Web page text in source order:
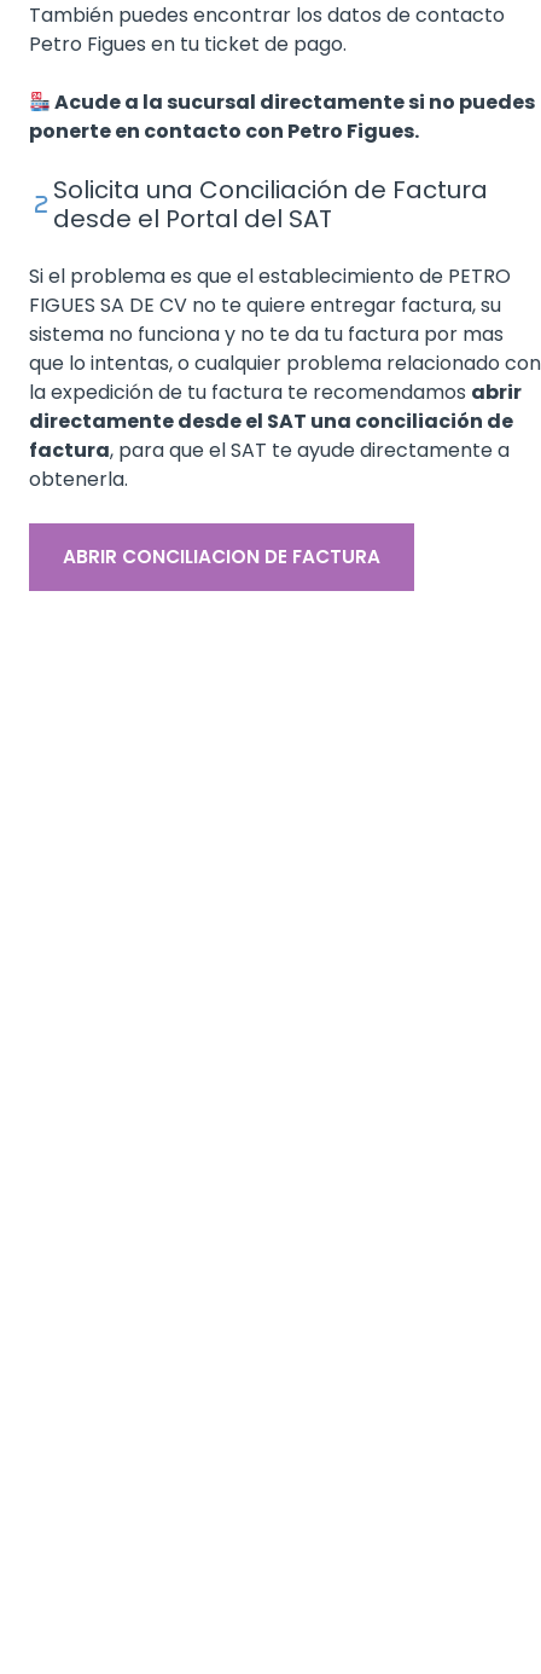
También puedes encontrar los datos de contacto
Petro Figues en tu ticket de pago.
Acude a la sucursal directamente si no puedes
ponerte en contacto con Petro Figues.
Solicita una Conciliación de Factura
desde el Portal del SAT
Si el problema es que el establecimiento de PETRO
FIGUES SA DE CV no te quiere entregar factura, su
sistema no funciona y no te da tu factura por mas
que lo intentas, o cualquier problema relacionado con
la expedición de tu factura te recomendamos abrir
directamente desde el SAT una conciliación de
factura, para que el SAT te ayude directamente a
obtenerla.
ABRIR CONCILIACION DE FACTURA